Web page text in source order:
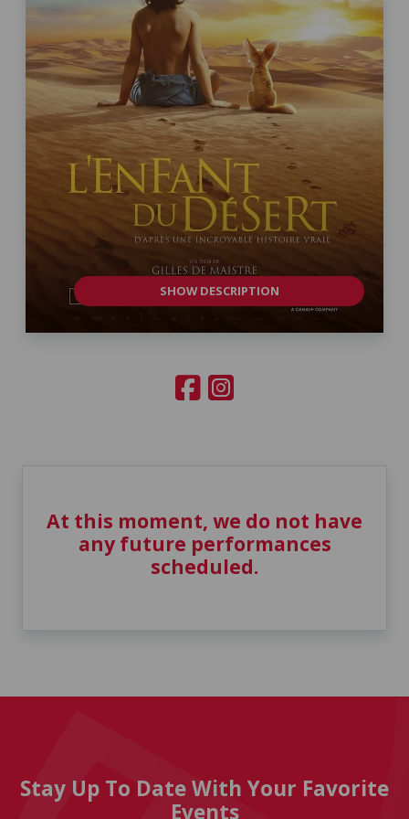
SHOW DESCRIPTION
At this moment, we do not have
any future performances
scheduled.
Stay Up To Date With Your Favorite
Events